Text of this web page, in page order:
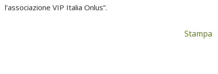
l’associazione VIP Italia Onlus”.
Stampa